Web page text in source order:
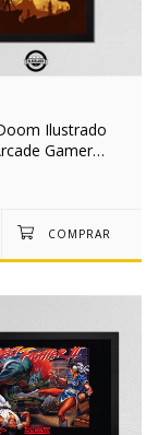
Ilustrado
Gamer